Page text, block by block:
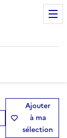
Ajouter
à ma
sélection